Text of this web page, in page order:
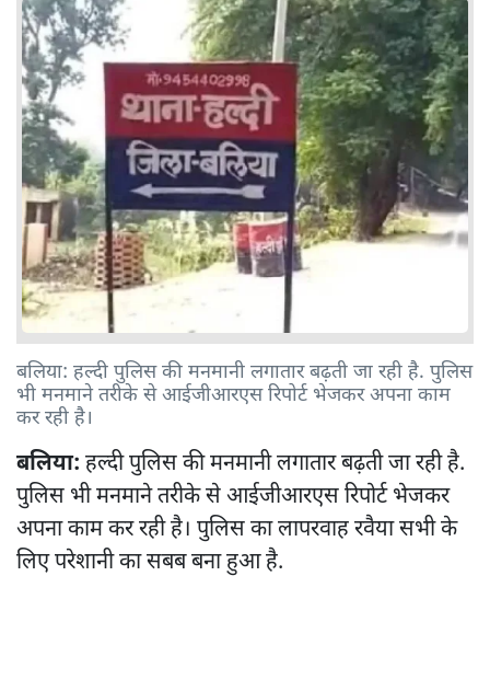
बलिया: हल्दी पुलिस की मनमानी लगातार बढ़ती जा रही है. पुलिस
भी मनमाने तरीके से आईजीआरएस रिपोर्ट भेजकर अपना काम
कर रही है।
बलिया: हल्दी पुलिस की मनमानी लगातार बढ़ती जा रही है.
पुलिस भी मनमाने तरीके से आईजीआरएस रिपोर्ट भेजकर
अपना काम कर रही है। पुलिस का लापरवाह रवैया सभी के
लिए परेशानी का सबब बना हुआ है.